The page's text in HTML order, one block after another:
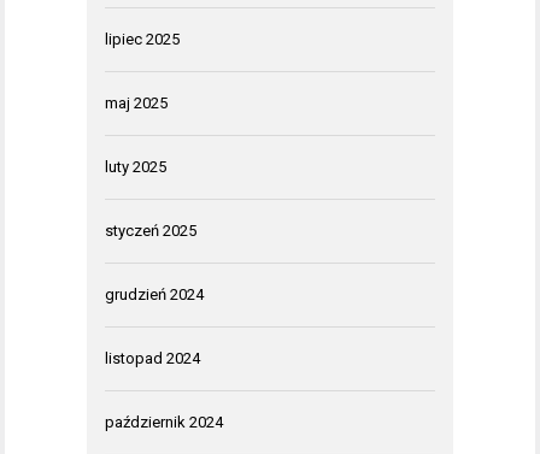
lipiec 2025
maj 2025
luty 2025
styczeń 2025
grudzień 2024
listopad 2024
październik 2024